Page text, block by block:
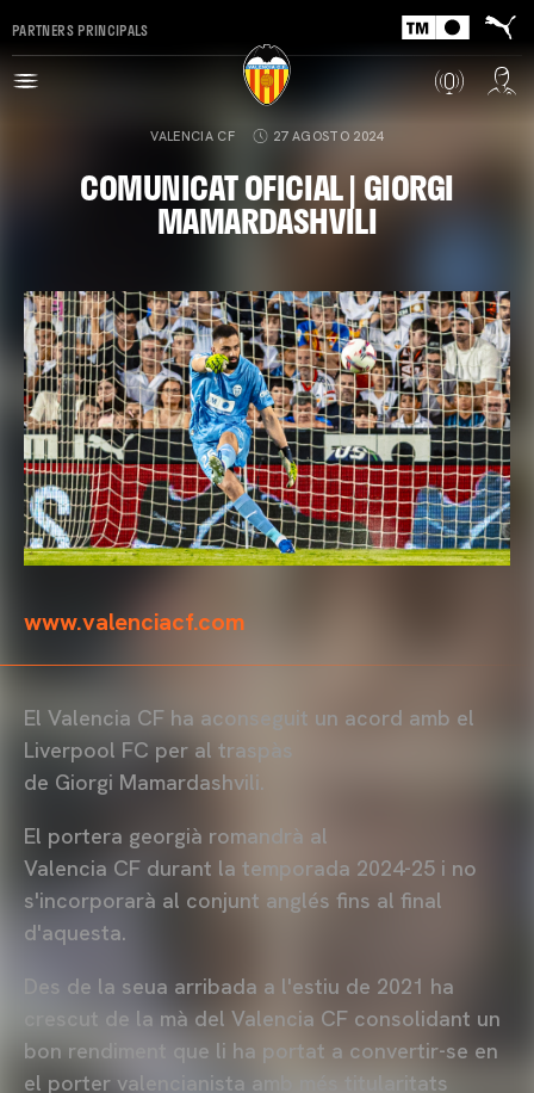
PARTNERS PRINCIPALS
VALENCIA CF 27 AGOSTO 2024
COMUNICAT OFICIAL | GIORGI
MAMARDASHVILI
www.valenciacf.com
El Valencia CF ha aconseguit un acord amb el
Liverpool FC per al traspàs
de Giorgi Mamardashvili.
El portera georgià romandrà al
Valencia CF durant la temporada 2024-25 i no
s'incorporarà al conjunt anglés fins al final
d'aquesta.
Des de la seua arribada a l'estiu de 2021 ha
crescut de la mà del Valencia CF consolidant un
bon rendiment que li ha portat a convertir-se en
el porter valencianista amb més titularitats